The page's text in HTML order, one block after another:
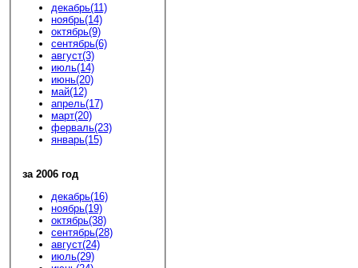
декабрь(11)
ноябрь(14)
октябрь(9)
сентябрь(6)
август(3)
июль(14)
июнь(20)
май(12)
апрель(17)
март(20)
ферваль(23)
январь(15)
за 2006 год
декабрь(16)
ноябрь(19)
октябрь(38)
сентябрь(28)
август(24)
июль(29)